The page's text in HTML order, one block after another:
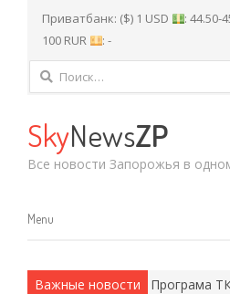
Приватбанк: ($) 1 USD : 44.50-
100 RUR
: -
Найти:
SkyNewsZP
Все новости Запорожья в
Menu
Menu
Важные новости
методы. Програма ТК